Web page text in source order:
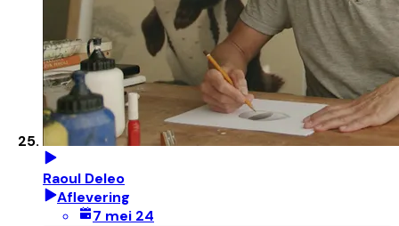
Raoul Deleo
Aflevering
7 mei 24